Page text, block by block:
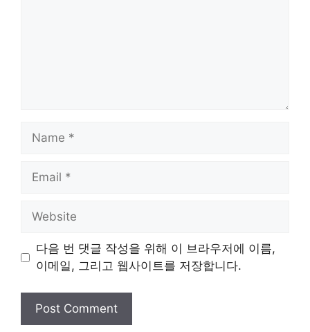
Name
Email
Website
다음 번 댓글 작성을 위해 이 브라우저에 이름,
이메일, 그리고 웹사이트를 저장합니다.